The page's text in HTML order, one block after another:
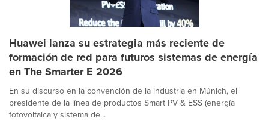
Huawei lanza su estrategia más reciente de
formación de red para futuros sistemas de energía
en The Smarter E 2026
En su discurso en la convención de la industria en Múnich, el
presidente de la línea de productos Smart PV & ESS (energía
fotovoltaica y sistema de...